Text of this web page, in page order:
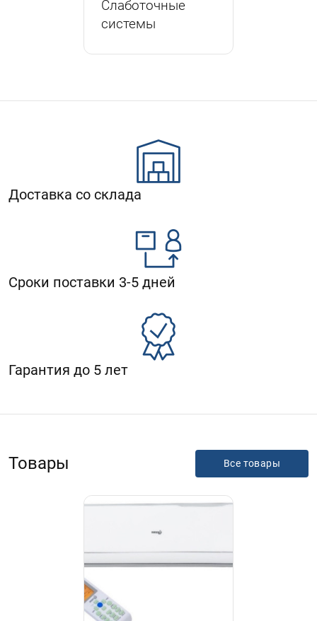
Слаботочные
системы
Доставка со склада
Сроки поставки 3-5 дней
Гарантия до 5 лет
Товары Все товары